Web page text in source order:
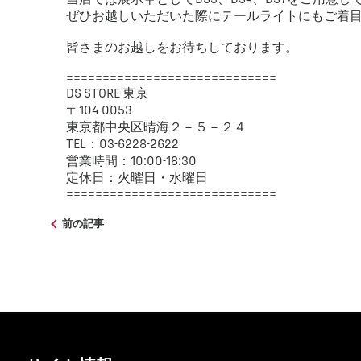
ぜひお越しいただいた際にテールライトにもご着
皆さまのお越しをお待ちしております。
=============================
DS STORE 東京
〒104-0053
東京都中央区晴海２－５－２４
TEL：03-6228-2622
営業時間：10:00-18:30
定休日：火曜日・水曜日
=============================
前の記事